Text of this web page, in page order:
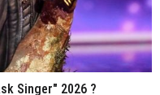
Singer" 2026 ?